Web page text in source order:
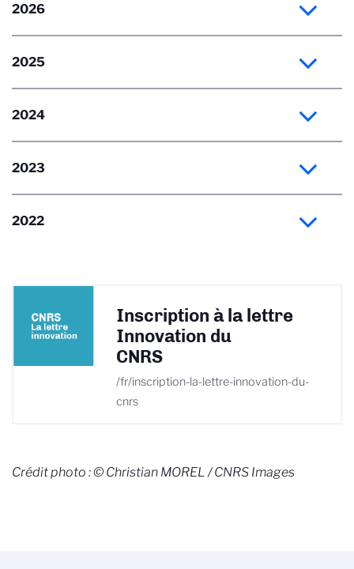
2026
2025
2024
2023
2022
Inscription à la lettre
Innovation du
CNRS
/fr/inscription-la-lettre-innovation-du-
cnrs
Crédit photo : © Christian MOREL / CNRS Images